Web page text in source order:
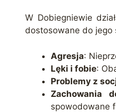
W Dobiegniewie
dostosowane do jego
Agresja:
Lęki i fobie:
Problemy z
Zachowania
spowodowane